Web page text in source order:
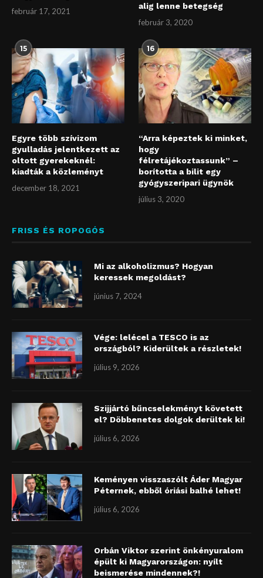
február 17, 2021
alig lenne betegség
február 3, 2020
15
Egyre több szívizom
gyulladás jelentkezett az
oltott gyerekeknél:
kiadták a közleményt
december 18, 2021
16
“Arra képeztek ki minket,
hogy
félretájékoztassunk” –
borította a bilit egy
gyógyszeripari ügynök
július 3, 2020
FRISS ÉS ROPOGÓS
Mi az alkoholizmus? Hogyan
keressek megoldást?
június 7, 2024
Vége: lelécel a TESCO is az
országból? Kiderültek a részletek!
július 9, 2026
Szijjártó bűncselekményt követett
el? Döbbenetes dolgok derültek ki!
július 6, 2026
Keményen visszaszólt Áder Magyar
Péternek, ebből óriási balhé lehet!
július 6, 2026
Orbán Viktor szerint önkényuralom
épült ki Magyarországon: nyílt
beismerése mindennek?!